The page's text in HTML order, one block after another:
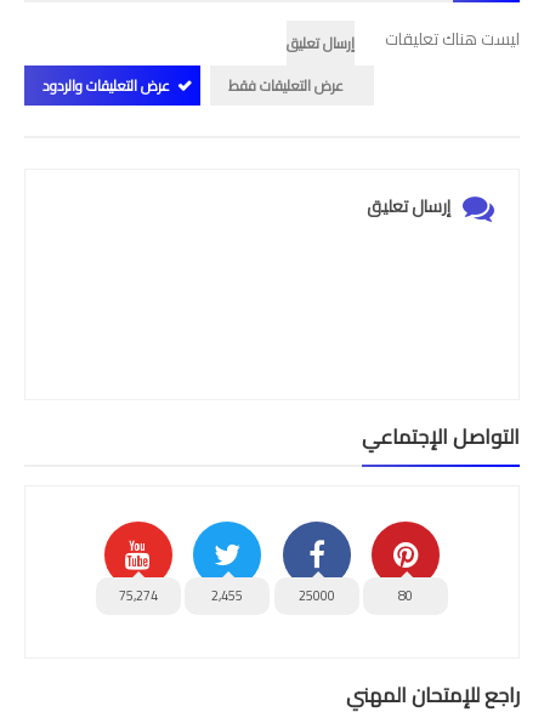
ليست هناك تعليقات
إرسال تعليق
عرض التعليقات فقط
عرض التعليقات والردود
إرسال تعليق
التواصل الإجتماعي
80
25000
2,455
75,274
راجع للإمتحان المهني